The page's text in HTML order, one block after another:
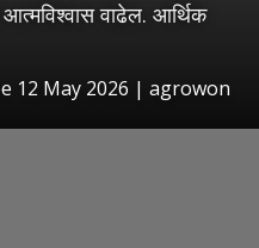
आत्मविश्वास वाढेल. आर्थिक
12 May 2026 | agrowon